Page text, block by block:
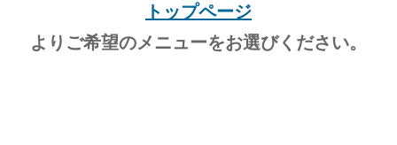
トップページ
よりご希望のメニューをお選びください。